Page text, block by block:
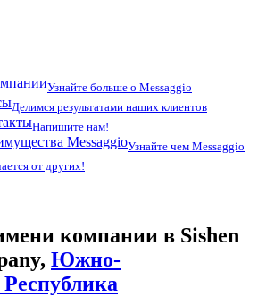
Узнайте больше о Messaggio
Делимся результатами наших клиентов
Напишите нам!
MessaggioУзнайте чем Messaggio
от других!
компании в Sishen
Южно-